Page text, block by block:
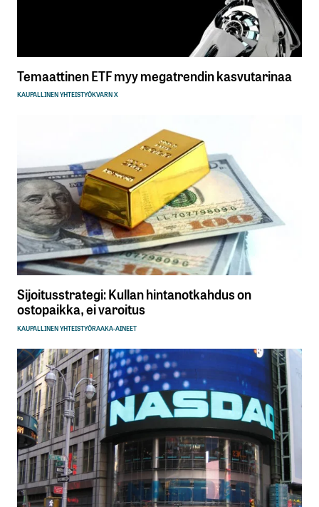
Temaattinen ETF myy megatrendin kasvutarinaa
KAUPALLINEN YHTEISTYÖKVARN X
Sijoitusstrategi: Kullan hintanotkahdus on
ostopaikka, ei varoitus
KAUPALLINEN YHTEISTYÖRAAKA-AINEET